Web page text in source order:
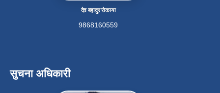
देव बहादुर रोकाया
9868160559
सुचना अधिकारी